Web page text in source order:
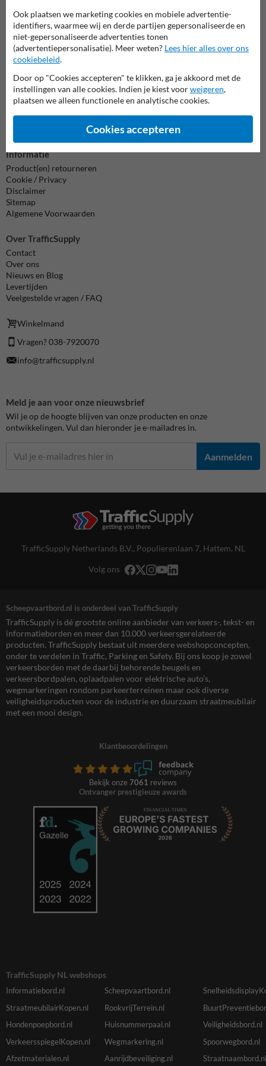
038-7920070 bereikbaar tot 17.00
Chat met ons
info@trafficsupply.nl
Informatie
Product(en) retourneren
Cookie / Privacy
Disclaimer
Sitemap
Algemene Voorwaarden
Over TrafficSupply
Contact
Over ons
Nieuws en Blog
Levertijden
Veelgestelde vragen / FAQ
Winkelmand
Vragen? 038-7920070
info@trafficsupply.nl
Meld je aan voor onze nieuwsbrief
Wil je op de hoogte blijven van onze producten en onze
ontwikkelingen. Vul dan hieronder je e-mailadres in.
Aanmelden
TrafficSupply Netherlands B.V., Populierenlaan 7, Hattem, NL
Volg ons
Scheepvaartbord.nl is onderdeel van TrafficSupply
TrafficSupply is dé grootste online aanbieder van verkeers-, tekst- en
informatieborden en meer dan 10.000 verkeersgerelateerde
producten. TrafficSupply bestaat uit meerdere webshopconcepten,
onder te verdelen in Traffic, Parking en Safety. Bij ons koop je zowel
verkeersborden met de daarbij behorende beugels en
verkeersbordpalen, oplaadpalen voor elektrische auto’s,
wegmarkeringen rondom parkeerterreinen maar ook diverse
veiligheidsproducten voor de industrie en duurzaam straatmeubilair
met een mooi design.
Klantbeoordelingen
Bekijk onze 7061 reviews
Ontvanger prestigieuze awards
TrafficSupply NL webshops
Informatiebord.nl Scheepvaartbord.nl
StraatmeubilairKopen.nl
RookvrijTerrein.nl
Hondenpoepbord.nl
Huisnummerpaal.nl
Veiligheidsbord.nl
VerkeersspiegelKopen.nl
Wegmarkering.nl
Spoorwegbord.nl
Afzetmaterialen.nl
Aanrijdbeveiliging.nl Straatnaambord.nl
Ook plaatsen we marketing cookies en mobiele advertentie-
identifiers, waarmee wij en derde partijen gepersonaliseerde en
niet-gepersonaliseerde advertenties tonen
(advertentiepersonalisatie). Meer weten? Lees hier alles over ons
cookiebeleid.
Door op "Cookies accepteren" te klikken, ga je akkoord met de
instellingen van alle cookies. Indien je kiest voorweigeren,
plaatsen we alleen functionele en analytische cookies.
Cookies accepteren